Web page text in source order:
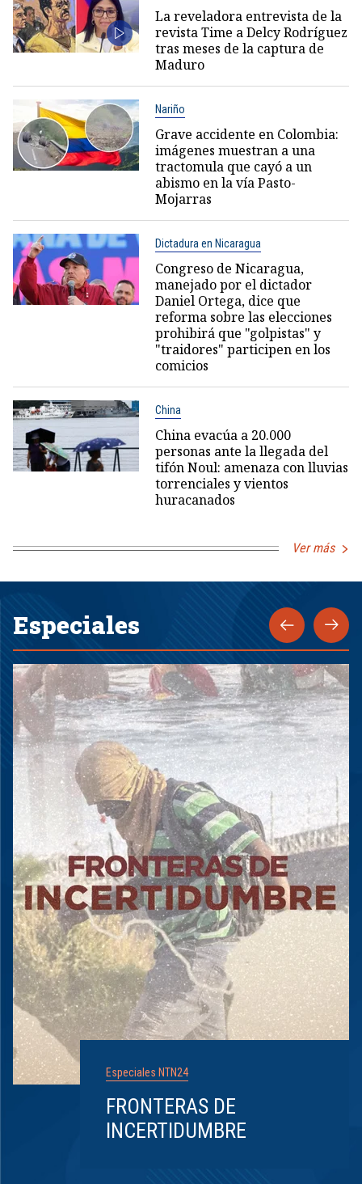
La reveladora entrevista de la
revista Time a Delcy Rodríguez
tras meses de la captura de
Maduro
Nariño
Grave accidente en Colombia:
imágenes muestran a una
tractomula que cayó a un
abismo en la vía Pasto-
Mojarras
Dictadura en Nicaragua
Congreso de Nicaragua,
manejado por el dictador
Daniel Ortega, dice que
reforma sobre las elecciones
prohibirá que "golpistas" y
"traidores" participen en los
comicios
China
China evacúa a 20.000
personas ante la llegada del
tifón Noul: amenaza con lluvias
torrenciales y vientos
huracanados
Ver más
Especiales
Especiales NTN24
FRONTERAS DE
INCERTIDUMBRE